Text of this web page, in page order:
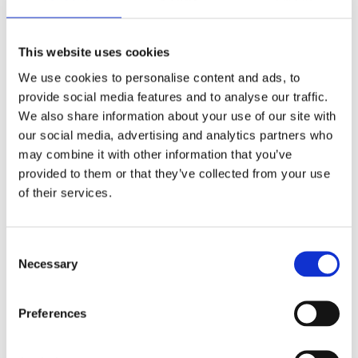
This website uses cookies
We use cookies to personalise content and ads, to
provide social media features and to analyse our traffic.
We also share information about your use of our site with
our social media, advertising and analytics partners who
may combine it with other information that you’ve
provided to them or that they’ve collected from your use
of their services.
Selection
Necessary
Preferences
Ταξιδέψτε με Tirrenia και γνωρίστε την ηπειρωτική Ιταλία.
προορισμούς που μπορείτε να επισκεφθείτε κάνοντας